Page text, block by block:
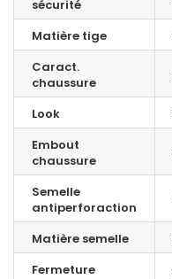
sécurité
Matière tige
Caract.
chaussure
Look
Embout
chaussure
Semelle
antiperforaction
Matière semelle
Fermeture